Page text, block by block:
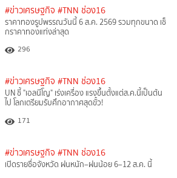
#ข่าวเศรษฐกิจ #TNN ช่อง16
ราคาทองรูปพรรณวันนี้ 6 ส.ค. 2569 รวมทุกขนาด เช็
กราคาทองแท่งล่าสุด
296
#ข่าวเศรษฐกิจ #TNN ช่อง16
UN ชี้ "เอลนีโญ" เร่งเครื่อง แรงขึ้นตั้งแต่ส.ค.นี้เป็นต้น
ไป โลกเตรียมรับศึกอากาศสุดขั้ว!
171
#ข่าวเศรษฐกิจ #TNN ช่อง16
เปิดรายชื่อจังหวัด ฝนหนัก–ฝนน้อย 6–12 ส.ค. นี้